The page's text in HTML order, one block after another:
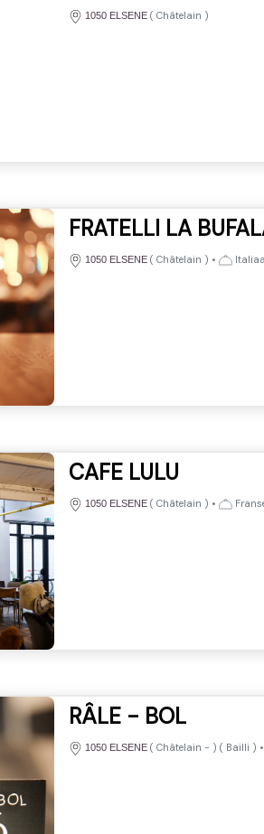
1050 ELSENE ( Châtelain )
FRATELLI LA
1050 ELSENE ( Châtelain ) •
CAFE LULU
1050 ELSENE ( Châtelain ) •
RÂLE - BOL
1050 ELSENE ( Châtelain - ) ( Bailli ) •